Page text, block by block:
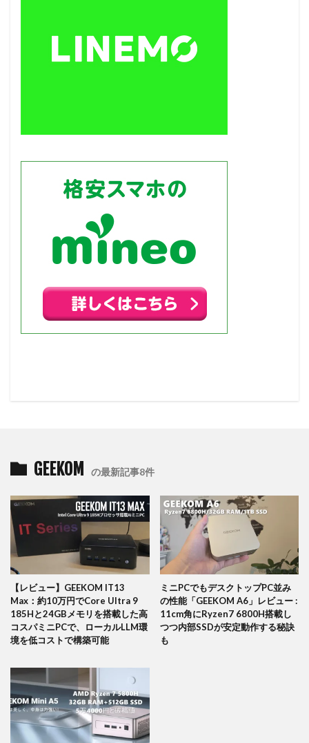
GEEKOM の最新記事8件
【レビュー】GEEKOM IT13
Max：約10万円でCore Ultra 9
185Hと24GBメモリを搭載した高
コスパミニPCで、ローカルLLM環
境を低コストで構築可能
ミニPCでもデスクトップPC並み
の性能「GEEKOM A6」レビュー :
11cm角にRyzen7 6800H搭載し
つつ内部SSDが安定動作する秘訣
も